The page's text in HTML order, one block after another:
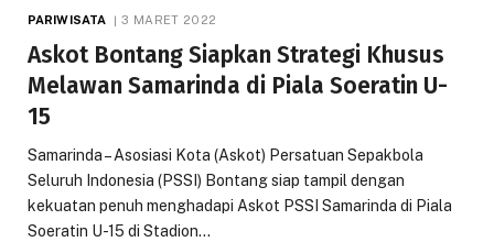
PARIWISATA 3 MARET 2022
Askot Bontang Siapkan Strategi Khusus
Melawan Samarinda di Piala Soeratin U-
15
Samarinda – Asosiasi Kota (Askot) Persatuan Sepakbola
Seluruh Indonesia (PSSI) Bontang siap tampil dengan
kekuatan penuh menghadapi Askot PSSI Samarinda di Piala
Soeratin U-15 di Stadion…